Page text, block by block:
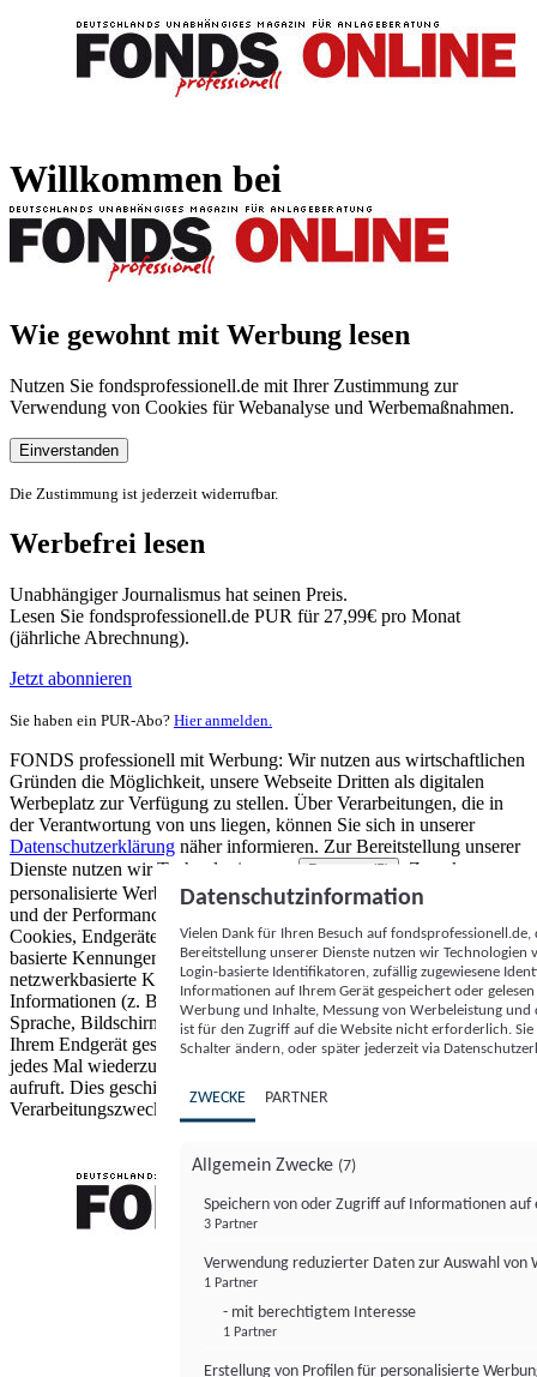
Willkommen bei
Wie gewohnt mit Werbung lesen
Nutzen Sie fondsprofessionell.de mit Ihrer Zustimmung zur
Verwendung von Cookies für Webanalyse und Werbemaßnahmen.
Einverstanden
Die Zustimmung ist jederzeit widerrufbar.
Werbefrei lesen
Unabhängiger Journalismus hat seinen Preis.
Lesen Sie fondsprofessionell.de PUR für 27,99€ pro Monat
(jährliche Abrechnung).
Jetzt abonnieren
Sie haben ein PUR-Abo? Hier anmelden.
FONDS professionell mit Werbung: Wir nutzen aus wirtschaftlichen
Gründen die Möglichkeit, unsere Webseite Dritten als digitalen
Werbeplatz zur Verfügung zu stellen. Über Verarbeitungen, die in
der Verantwortung von uns liegen, können Sie sich in unserer
Datenschutzerklärung näher informieren. Zur Bereitstellung unserer
Dienste nutzen wir Technologien von
Partnern (5)
. Zwecke:
personalisierte Werbung und Inhalte, Messung von Werbeleistung
und der Performance von Inhalten sowie Zielgruppenforschung.
Cookies, Endgeräte- oder ähnliche Online-Kennungen (z. B. login-
basierte Kennungen, zufällig generierte Kennungen,
netzwerkbasierte Kennungen) können zusammen mit anderen
Informationen (z. B. Browsertyp und Browserinformationen,
Sprache, Bildschirmgröße, unterstützte Technologien usw.) auf
Ihrem Endgerät gespeichert oder von dort ausgelesen werden, um es
jedes Mal wiederzuerkennen, wenn es eine App oder einer Webseite
aufruft. Dies geschieht für einen oder mehrere der hier aufgeführten
Verarbeitungszwecke.
Datenschutzinformation
Vielen Dank für Ihren Besuch auf
Bereitstellung unserer Dienste nutzen wir Technologien
Login-basierte Identifikatoren, zufällig zugewiesene
Informationen auf Ihrem Gerät gespeichert oder
Werbung und Inhalte, Messung von Werbeleistung
ist für den Zugriff auf die Website nicht erforderlich.
Schalter ändern, oder später jederzeit via
ZWECKE PARTNER
Allgemein Zwecke (7)
Speichern von oder Zugriff auf Informationen auf
3 Partner
Verwendung reduzierter Daten zur Auswahl von
1 Partner
- mit berechtigtem Interesse
1 Partner
Erstellung von Profilen für personalisierte
FONDS professionell